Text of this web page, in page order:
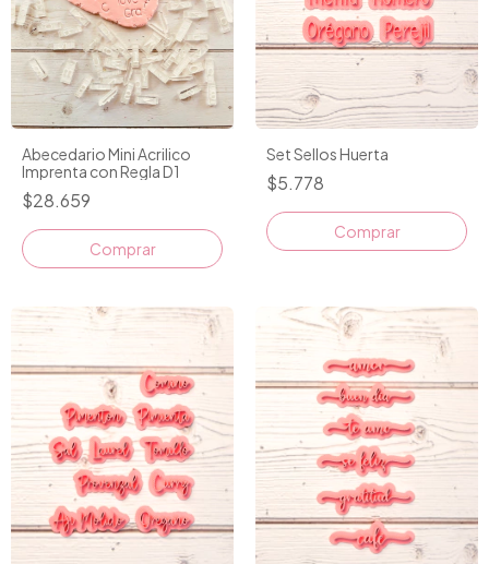
Abecedario Mini Acrilico
Imprenta con Regla D1
$28.659
Set Sellos Huerta
$5.778